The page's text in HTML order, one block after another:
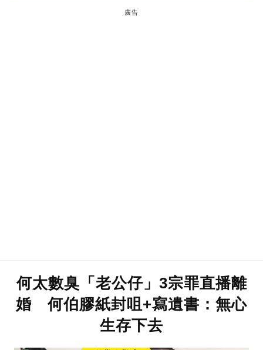
廣告
何太數臭「老公仔」3宗罪直播離
婚 何伯膠紙封咀+寫遺書：無心
生存下去